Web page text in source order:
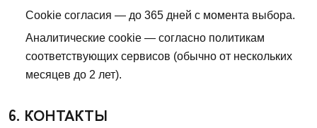
Cookie согласия — до 365 дней с момента выбора.
Аналитические cookie — согласно политикам
соответствующих сервисов (обычно от нескольких
месяцев до 2 лет).
6. КОНТАКТЫ